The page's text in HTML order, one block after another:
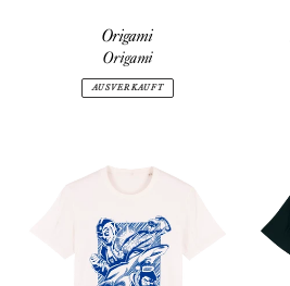
Origami
Origami
AUSVERKAUFT
Kick